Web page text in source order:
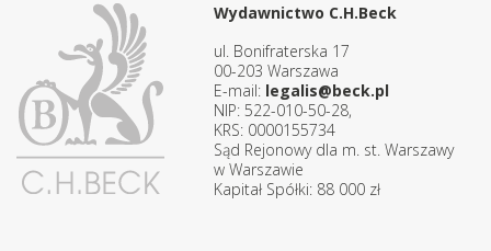
Wydawnictwo C.H.Beck
ul. Bonifraterska 17
00-203 Warszawa
E-mail: legalis@beck.pl
NIP: 522-010-50-28,
KRS: 0000155734
Sąd Rejonowy dla m. st. Warszawy
w Warszawie
Kapitał Spółki: 88 000 zł